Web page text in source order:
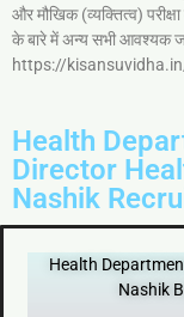
और मौखिक (व्यक्तित्व)
के बारे में अन्य सभी आवश्यक
https://
Health
Director
Nashik
Health
Nashik